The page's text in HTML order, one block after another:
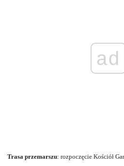
ad
Trasa przemarszu: rozpoczęcie Kościół